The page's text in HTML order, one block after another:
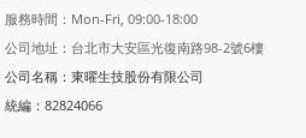
服務時間：Mon-Fri, 09:00-18:00
公司地址：台北市大安區光復南路98-2號6樓
公司名稱：東曜生技股份有限公司
統編：82824066